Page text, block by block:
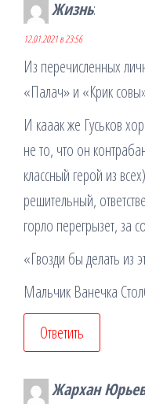
Жизнь:
12.01.2021 в 23:56
Из перечисленных
«Палач» и «Крик
И кааак же Гуськов
не то, что он
классный герой из
решительный,
горло перегрызет, за
«Гвозди бы делать из
Мальчик Ванечка
Ответить
Жархан